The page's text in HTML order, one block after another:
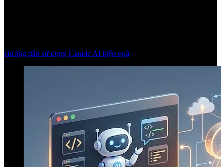
Hướng dẫn sử dụng Claude AI hiệu quả